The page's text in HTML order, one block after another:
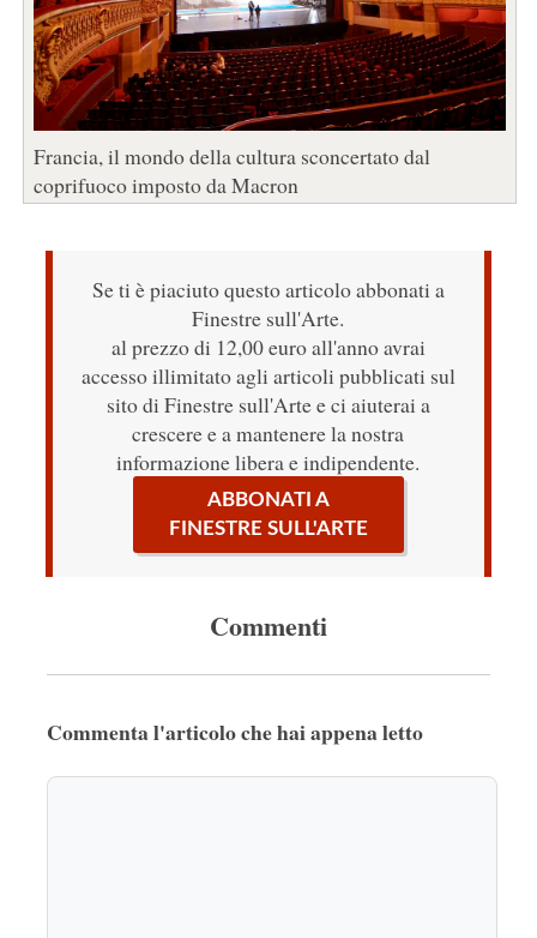
Francia, il mondo della cultura sconcertato dal
coprifuoco imposto da Macron
Se ti è piaciuto questo articolo abbonati a
Finestre sull'Arte.
al prezzo di 12,00 euro all'anno avrai
accesso illimitato agli articoli pubblicati sul
sito di Finestre sull'Arte e ci aiuterai a
crescere e a mantenere la nostra
informazione libera e indipendente.
ABBONATI A
FINESTRE SULL'ARTE
Commenti
Commenta l'articolo che hai appena letto